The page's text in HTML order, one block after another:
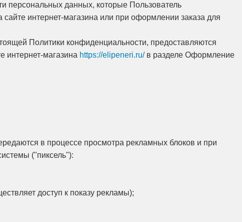
персональных данных, которые Пользователь
интернет-магазина или при оформлении заказа для
Политики конфиденциальности, предоставляются
интернет-магазина https://elipeneri.ru/в разделе Оформление
в процессе просмотра рекламных блоков и при
("пиксель"):
доступ к показу рекламы);